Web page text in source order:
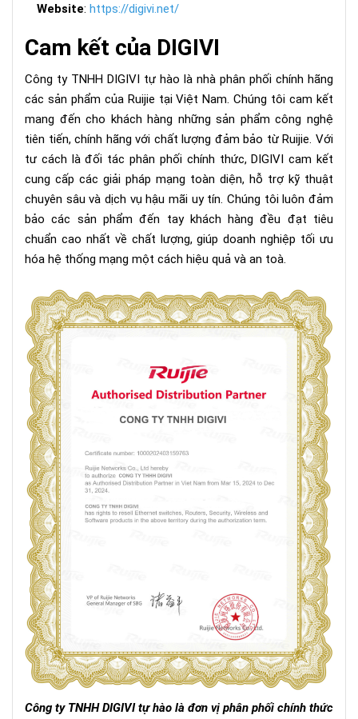
Website: https://digivi.net/
Cam kết của DIGIVI
Công ty TNHH DIGIVI tự hào là nhà phân phối chính hãng
các sản phẩm của Ruijie tại Việt Nam. Chúng tôi cam kết
mang đến cho khách hàng những sản phẩm công nghệ
tiên tiến, chính hãng với chất lượng đảm bảo từ Ruijie. Với
tư cách là đối tác phân phối chính thức, DIGIVI cam kết
cung cấp các giải pháp mạng toàn diện, hỗ trợ kỹ thuật
chuyên sâu và dịch vụ hậu mãi uy tín. Chúng tôi luôn đảm
bảo các sản phẩm đến tay khách hàng đều đạt tiêu
chuẩn cao nhất về chất lượng, giúp doanh nghiệp tối ưu
hóa hệ thống mạng một cách hiệu quả và an toà.
Công ty TNHH DIGIVI tự hào là đơn vị phân phối chính thức